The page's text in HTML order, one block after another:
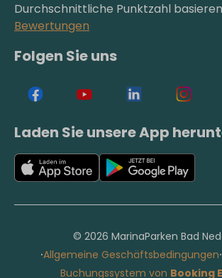
Durchschnittliche Punktzahl
Bewertungen
Folgen Sie uns
Laden Sie unsere App
© 2026 MarinaParken Bad
·Allgemeine Geschäftsbedingungen·
Buchungssystem von Booking